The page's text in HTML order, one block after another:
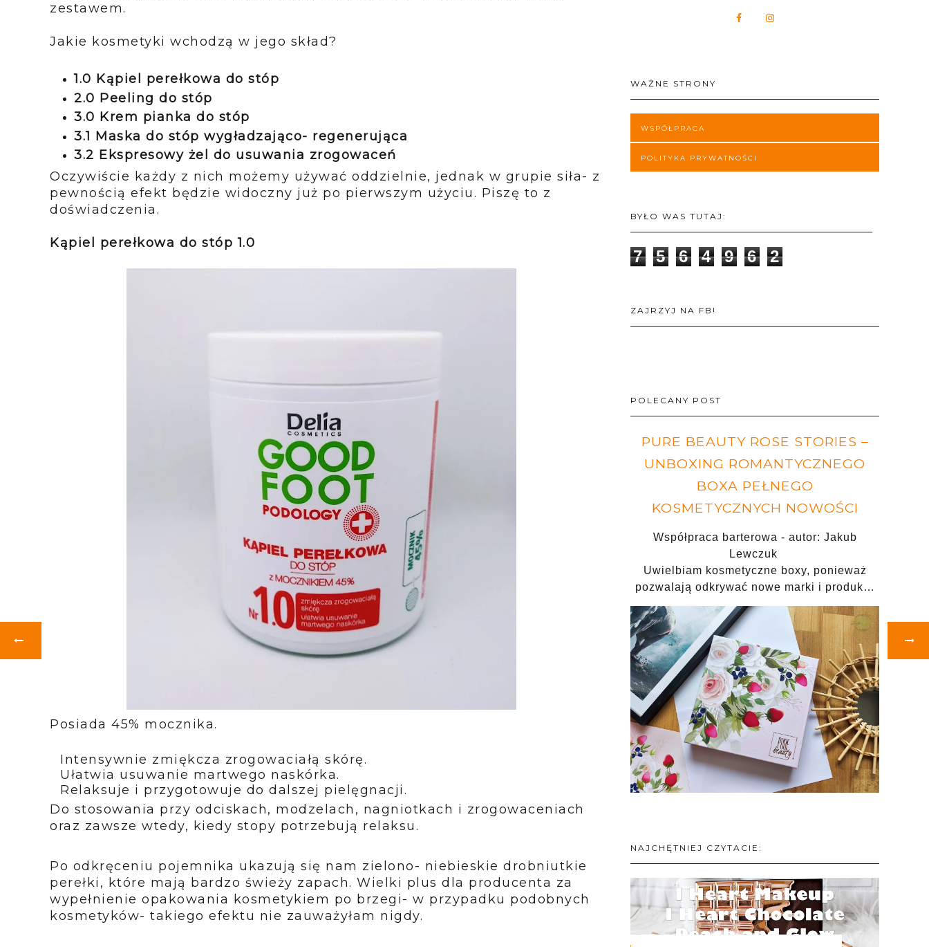
zestawem.
Jakie kosmetyki wchodzą w jego skład?
1.0 Kąpiel perełkowa do stóp
2.0 Peeling do stóp
3.0 Krem pianka do stóp
3.1 Maska do stóp wygładzająco- regenerująca
3.2 Ekspresowy żel do usuwania zrogowaceń
Oczywiście każdy z nich możemy używać oddzielnie, jednak w grupie siła- z
pewnością efekt będzie widoczny już po pierwszym użyciu. Piszę to z
doświadczenia.
Kąpiel perełkowa do stóp 1.0
Posiada 45% mocznika.
Intensywnie zmiękcza zrogowaciałą skórę.
Ułatwia usuwanie martwego naskórka.
Relaksuje i przygotowuje do dalszej pielęgnacji.
Do stosowania przy odciskach, modzelach, nagniotkach i zrogowaceniach
oraz zawsze wtedy, kiedy stopy potrzebują relaksu.
Po odkręceniu pojemnika ukazują się nam zielono- niebieskie drobniutkie
perełki, które mają bardzo świeży zapach. Wielki plus dla producenta za
wypełnienie opakowania kosmetykiem po brzegi- w przypadku podobnych
kosmetyków- takiego efektu nie zauważyłam nigdy.
WAŻNE STRONY
WSPÓŁPRACA
POLITYKA PRYWATNOŚCI
BYŁO WAS TUTAJ:
7 5 6 4 9 6 2
ZAJRZYJ NA FB!
POLECANY POST
PURE BEAUTY ROSE STORIES –
UNBOXING ROMANTYCZNEGO
BOXA PEŁNEGO
KOSMETYCZNYCH NOWOŚCI
Współpraca barterowa - autor: Jakub
Lewczuk
Uwielbiam kosmetyczne boxy, ponieważ
pozwalają odkrywać nowe marki i produk…
NAJCHĘTNIEJ CZYTACIE: